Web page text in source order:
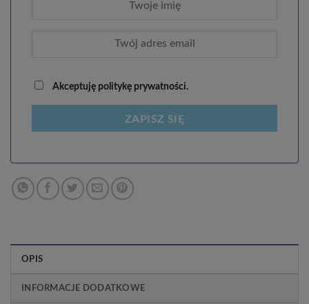
Akceptuję politykę prywatności.
ZAPISZ SIĘ
OPIS
INFORMACJE DODATKOWE